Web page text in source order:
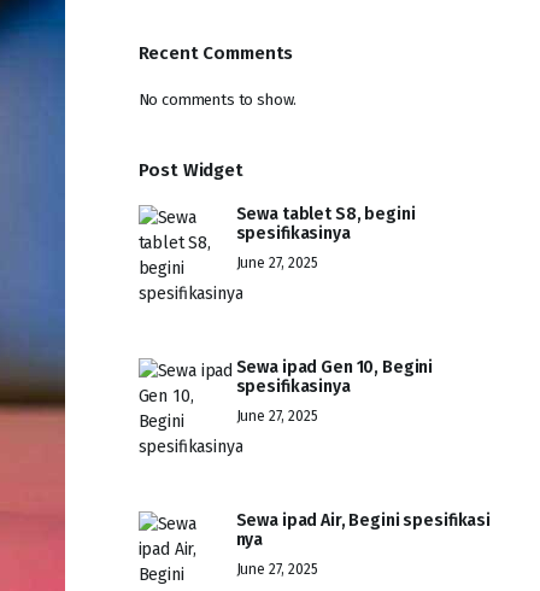
Recent Comments
No comments to show.
Post Widget
Sewa tablet S8, begini
spesifikasinya
June 27, 2025
Sewa ipad Gen 10, Begini
spesifikasinya
June 27, 2025
Sewa ipad Air, Begini spesifikasi
nya
June 27, 2025